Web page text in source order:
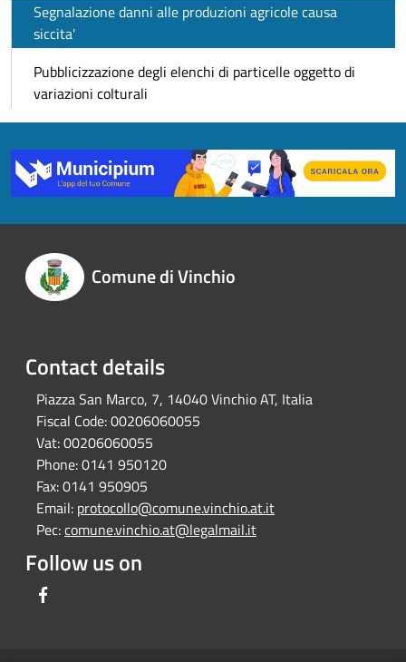
Segnalazione danni alle produzioni agricole causa
siccita'
Pubblicizzazione degli elenchi di particelle oggetto di
variazioni colturali
Comune di Vinchio
Contact details
Piazza San Marco, 7, 14040 Vinchio AT, Italia
Fiscal Code:00206060055
Vat:00206060055
Phone:0141 950120
Fax:0141 950905
Email: protocollo@comune.vinchio.at.it
Pec:comune.vinchio.at@legalmail.it
Follow us on